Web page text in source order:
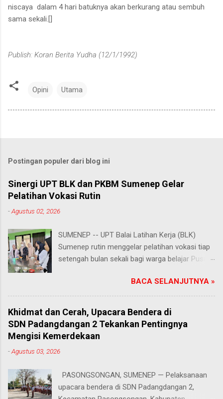
niscaya dalam 4 hari batuknya akan berkurang atau sembuh
sama sekali.[]
Publish: Koran Berita Yudha (12/1/1992)
Opini Utama
Postingan populer dari blog ini
Sinergi UPT BLK dan PKBM Sumenep Gelar
Pelatihan Vokasi Rutin
-Agustus 02, 2026
SUMENEP -- UPT Balai Latihan Kerja (BLK)
Sumenep rutin menggelar pelatihan vokasi tiap
setengah bulan sekali bagi warga belajar Pusat
Kabupaten Sumenep. Ahad (2/8/2026).
Program ini menawarkan berbagai pilihan
keterampilan, mulai dari pembuatan roti dan kue
hingga kejuruan lainnya yang bebas dipilih
peserta sesuai bakat dan minat masing-
para peserta. Salah satunya Juhairiyah, peserta
Kecamatan Guluk-Guluk. "Saya sangat senang
bisa mengikuti pelatihan ini. Selain menambah
BACA SELANJUTNYA »
Khidmat dan Cerah, Upacara Bendera di
SDN Padangdangan 2 Tekankan Pentingnya
Mengisi Kemerdekaan
-Agustus 03, 2026
PASONGSONGAN, SUMENEP — Pelaksanaan
upacara bendera di SDN Padangdangan 2,